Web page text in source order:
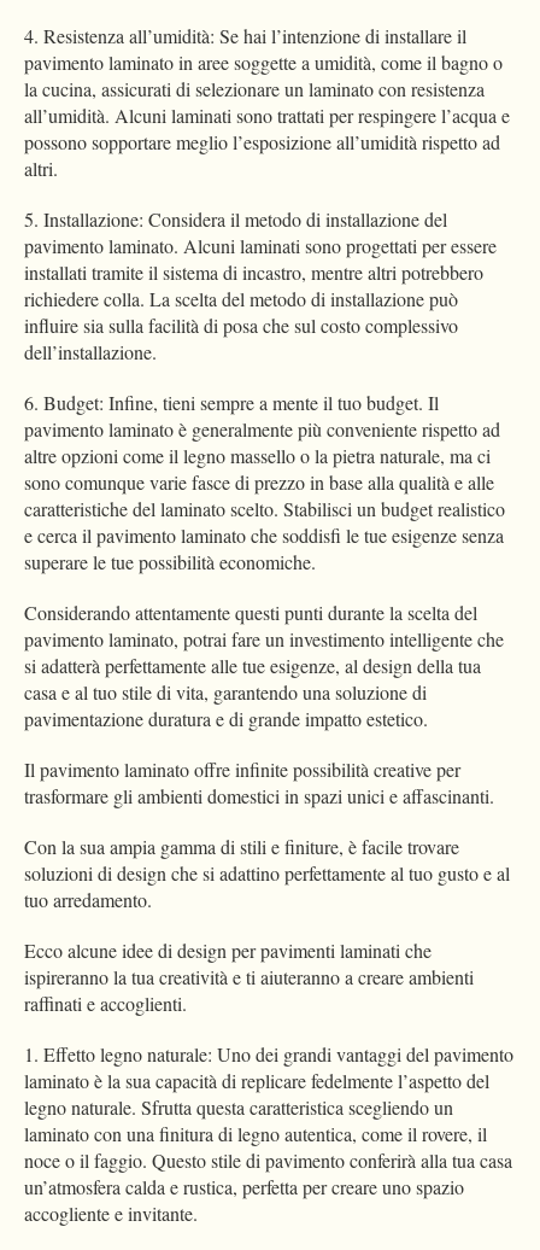
4. Resistenza all’umidità: Se hai l’intenzione di installare il
pavimento laminato in aree soggette a umidità, come il bagno o
la cucina, assicurati di selezionare un laminato con resistenza
all’umidità. Alcuni laminati sono trattati per respingere l’acqua e
possono sopportare meglio l’esposizione all’umidità rispetto ad
altri.
5. Installazione: Considera il metodo di installazione del
pavimento laminato. Alcuni laminati sono progettati per essere
installati tramite il sistema di incastro, mentre altri potrebbero
richiedere colla. La scelta del metodo di installazione può
influire sia sulla facilità di posa che sul costo complessivo
dell’installazione.
6. Budget: Infine, tieni sempre a mente il tuo budget. Il
pavimento laminato è generalmente più conveniente rispetto ad
altre opzioni come il legno massello o la pietra naturale, ma ci
sono comunque varie fasce di prezzo in base alla qualità e alle
caratteristiche del laminato scelto. Stabilisci un budget realistico
e cerca il pavimento laminato che soddisfi le tue esigenze senza
superare le tue possibilità economiche.
Considerando attentamente questi punti durante la scelta del
pavimento laminato, potrai fare un investimento intelligente che
si adatterà perfettamente alle tue esigenze, al design della tua
casa e al tuo stile di vita, garantendo una soluzione di
pavimentazione duratura e di grande impatto estetico.
Il pavimento laminato offre infinite possibilità creative per
trasformare gli ambienti domestici in spazi unici e affascinanti.
Con la sua ampia gamma di stili e finiture, è facile trovare
soluzioni di design che si adattino perfettamente al tuo gusto e al
tuo arredamento.
Ecco alcune idee di design per pavimenti laminati che
ispireranno la tua creatività e ti aiuteranno a creare ambienti
raffinati e accoglienti.
1. Effetto legno naturale: Uno dei grandi vantaggi del pavimento
laminato è la sua capacità di replicare fedelmente l’aspetto del
legno naturale. Sfrutta questa caratteristica scegliendo un
laminato con una finitura di legno autentica, come il rovere, il
noce o il faggio. Questo stile di pavimento conferirà alla tua casa
un’atmosfera calda e rustica, perfetta per creare uno spazio
accogliente e invitante.